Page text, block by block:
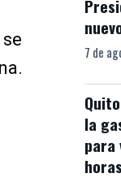
7 de
la
para
horas